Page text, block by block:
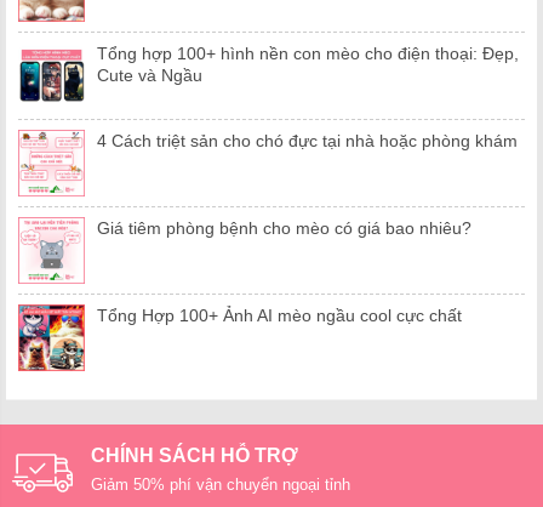
Tổng hợp 100+ hình nền con mèo cho điện thoại: Đẹp,
Cute và Ngầu
4 Cách triệt sản cho chó đực tại nhà hoặc phòng khám
Giá tiêm phòng bệnh cho mèo có giá bao nhiêu?
Tổng Hợp 100+ Ảnh AI mèo ngầu cool cực chất
CHÍNH SÁCH HỖ TRỢ
Giảm 50% phí vận chuyển ngoại tỉnh